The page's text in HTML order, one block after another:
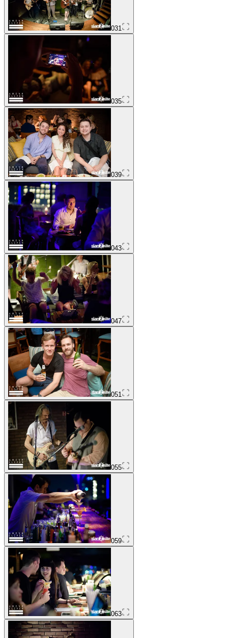
031
035
039
043
047
051
055
059
063